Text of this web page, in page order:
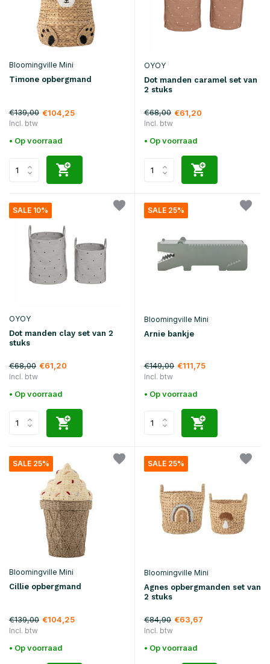
Bloomingville Mini
Timone opbergmand
€139,00 €104,25
Incl. btw
• Op voorraad
OYOY
Dot manden caramel set van
2 stuks
€68,00 €61,20
Incl. btw
• Op voorraad
SALE 10%
OYOY
Dot manden clay set van 2
stuks
€68,00 €61,20
Incl. btw
• Op voorraad
SALE 25%
Bloomingville Mini
Arnie bankje
€149,00 €111,75
Incl. btw
• Op voorraad
SALE 25%
Bloomingville Mini
Cillie opbergmand
€139,00 €104,25
Incl. btw
• Op voorraad
SALE 25%
Bloomingville Mini
Agnes opbergmanden set van
2 stuks
€84,90 €63,67
Incl. btw
• Op voorraad